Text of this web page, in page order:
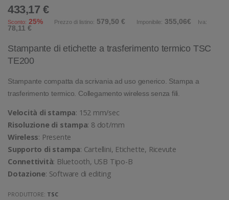
433,17 €
Sconto: 25% Prezzo di listino: 579,50 € Imponibile: 355,06€ Iva:
78,11 €
Stampante di etichette a trasferimento termico TSC
TE200
Stampante compatta da scrivania ad uso generico. Stampa a
trasferimento termico. Collegamento wireless senza fili.
Velocità di stampa: 152 mm/sec
Risoluzione di stampa: 8 dot/mm
Wireless: Presente
Supporto di stampa: Cartellini, Etichette, Ricevute
Connettività: Bluetooth, USB Tipo-B
Dotazione: Software di editing
PRODUTTORE: TSC